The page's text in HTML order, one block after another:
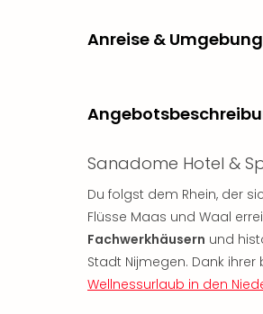
Anreise & Umgebung
Sanadome Hotel &
Du folgst dem Rhein, der
Flüsse Maas und Waal
Fachwerkhäusern und
Stadt Nijmegen. Dank
Wellnessurlaub in den